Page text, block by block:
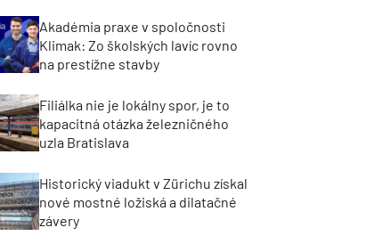
Akadémia praxe v spoločnosti
Klimak: Zo školských lavíc rovno
na prestížne stavby
Filiálka nie je lokálny spor, je to
kapacitná otázka železničného
uzla Bratislava
Historický viadukt v Zürichu získal
nové mostné ložiská a dilatačné
závery